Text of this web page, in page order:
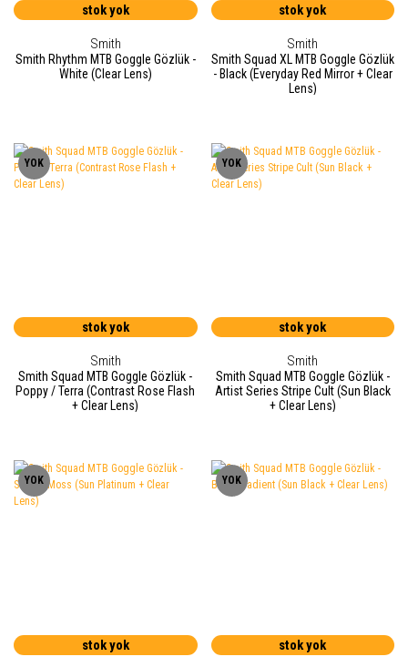
stok yok
Smith
Smith Rhythm MTB Goggle Gözlük -
White (Clear Lens)
stok yok
Smith
Smith Squad XL MTB Goggle Gözlük
- Black (Everyday Red Mirror + Clear
Lens)
YOK
stok yok
Smith
Smith Squad MTB Goggle Gözlük -
Poppy / Terra (Contrast Rose Flash
+ Clear Lens)
YOK
stok yok
Smith
Smith Squad MTB Goggle Gözlük -
Artist Series Stripe Cult (Sun Black
+ Clear Lens)
YOK
stok yok
YOK
stok yok